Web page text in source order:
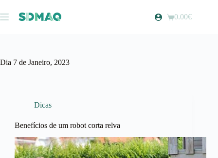
para
o
Carrinho
0.00€
Dia 7 de Janeiro, 2023
Dicas
Benefícios de um robot corta relva